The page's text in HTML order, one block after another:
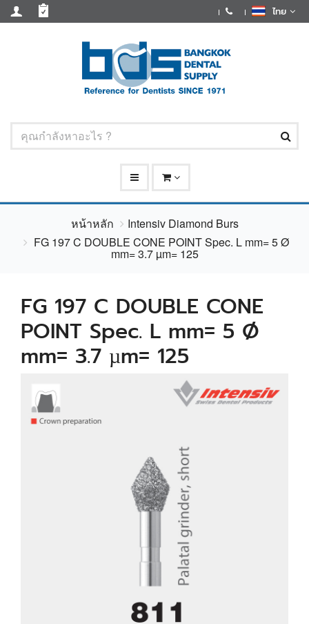
ไทย
หน้าหลัก
Intensiv Diamond Burs
FG 197 C DOUBLE CONE POINT Spec. L mm= 5 Ø
mm= 3.7 µm= 125
FG 197 C DOUBLE CONE
POINT Spec. L mm= 5 Ø
mm= 3.7 µm= 125